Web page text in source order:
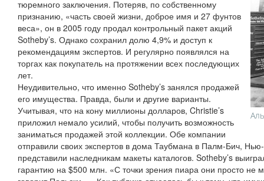
тюремного заключения. Потеряв, по собственному
признанию, «часть своей жизни, доброе имя и 27 фунтов
веса», он в 2005 году продал контрольный пакет акций
Sotheby’s. Однако сохранил долю 4,9% и доступ к
рекомендациям экспертов. И регулярно появлялся на
торгах как покупатель на протяжении всех последующих
лет.
Неудивительно, что именно Sotheby’s занялся продажей
его имущества. Правда, были и другие варианты.
Учитывая, что на кону миллионы долларов, Christie’s
приложил немало усилий, чтобы получить возможность
заниматься продажей этой коллекции. Обе компании
отправили своих экспертов в дома Таубмана в Палм-Бич,
представили наследникам макеты каталогов. Sotheby’s
гарантию на $500 млн. «С точки зрения пиара они просто не